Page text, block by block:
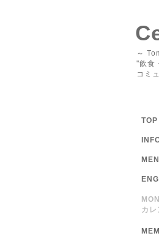
～
"飲食
コミ
カ